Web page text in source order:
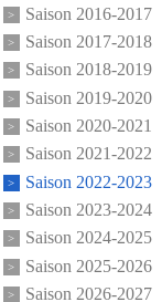
Saison 2016-2017
Saison 2017-2018
Saison 2018-2019
Saison 2019-2020
Saison 2020-2021
Saison 2021-2022
Saison 2022-2023
Saison 2023-2024
Saison 2024-2025
Saison 2025-2026
Saison 2026-2027